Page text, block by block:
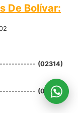
De Bolívar:
(02314)
(02314)